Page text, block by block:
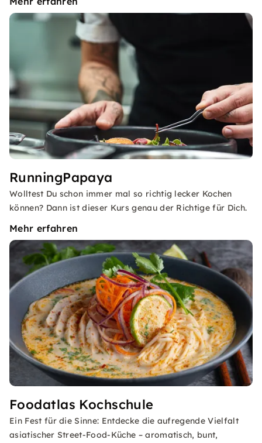
RunningPapaya
Wolltest Du schon immer mal so richtig lecker Kochen
können? Dann ist dieser Kurs genau der Richtige für Dich.
Mehr erfahren
Foodatlas Kochschule
Ein Fest für die Sinne: Entdecke die aufregende Vielfalt
asiatischer Street-Food-Küche – aromatisch, bunt,